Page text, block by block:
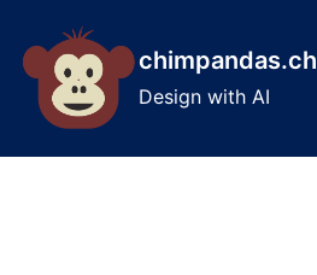
content
chimpandas.ch
Design with AI